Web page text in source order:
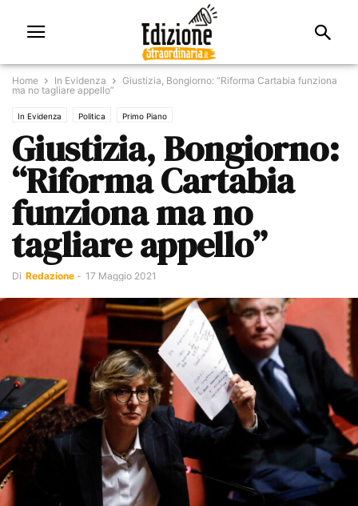
Home In Evidenza
Giustizia, Bongiorno: “Riforma Cartabia funziona
ma no tagliare appello”
In Evidenza Politica Primo Piano
Giustizia, Bongiorno:
“Riforma Cartabia
funziona ma no
tagliare appello”
Di Redazione - 17 Maggio 2021